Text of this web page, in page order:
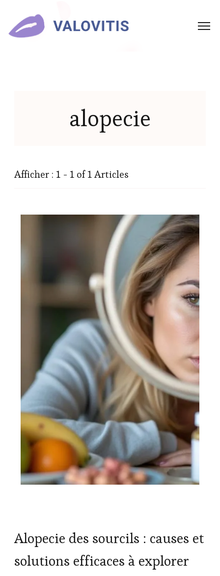
alopecie
Afficher : 1 - 1 of 1 Articles
Alopecie des sourcils : causes et
solutions efficaces à explorer